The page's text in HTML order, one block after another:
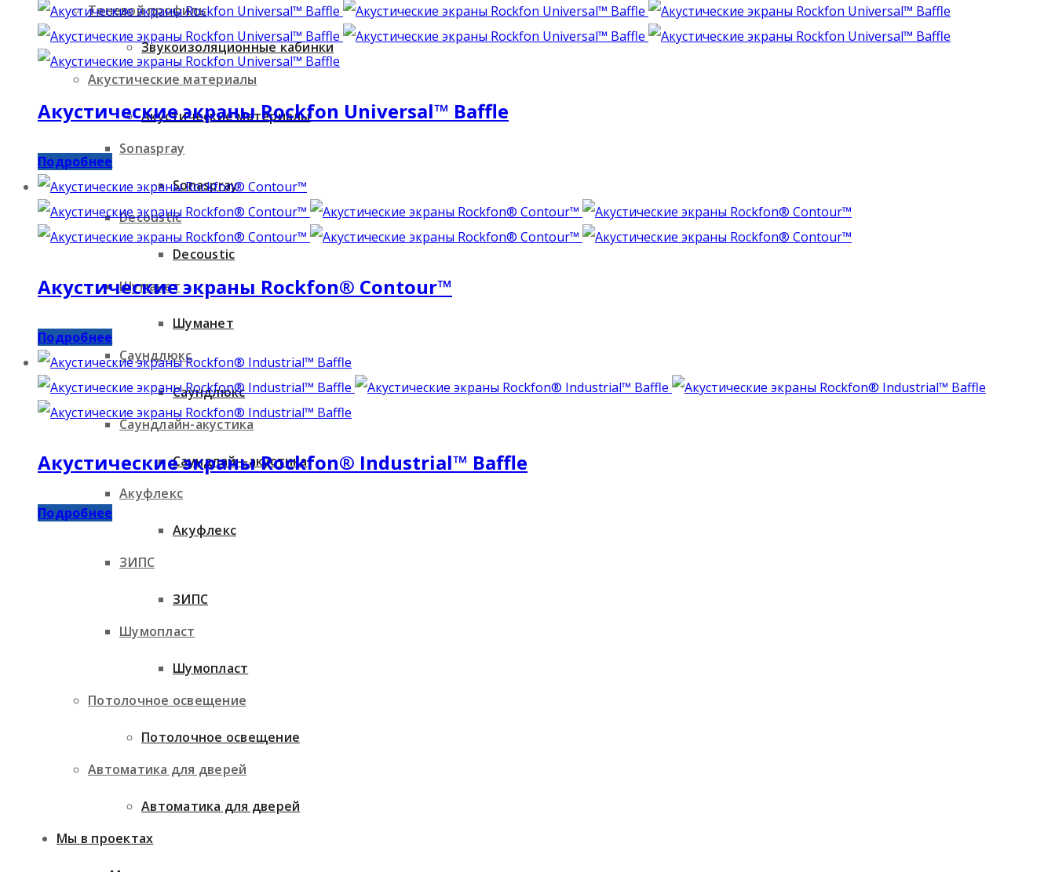
Теневой профиль
Акустические материалы
Sonaspray
Decoustic
Шуманет
Саундлюкс
Саундлайн-акустика
Акуфлекс
ЗИПС
Шумопласт
Потолочное освещение
Автоматика для дверей
Мы в проектах
Звукоизоляционные кабинки
Акустические материалы
Sonaspray
Decoustic
Шуманет
Саундлюкс
Саундлайн-акустика
Акуфлекс
ЗИПС
Шумопласт
Потолочное освещение
Автоматика для дверей
Акустические экраны Rockfon Universal™ Baffle
Подробнее
Акустические экраны Rockfon® Contour™
Подробнее
Акустические экраны Rockfon® Industrial™ Baffle
Подробнее